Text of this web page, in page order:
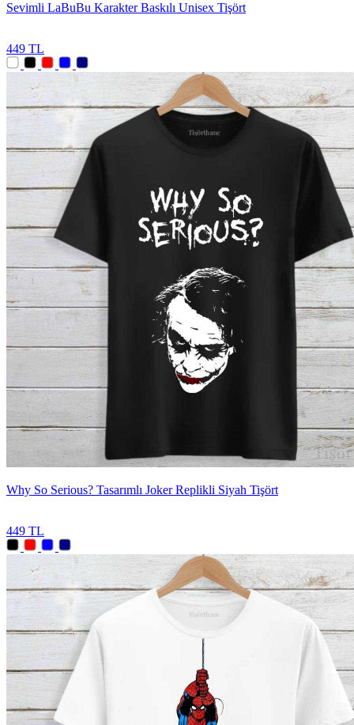
Sevimli LaBuBu Karakter Baskılı Unisex Tişört
449 TL
Why So Serious? Tasarımlı Joker Replikli Siyah Tişört
449 TL